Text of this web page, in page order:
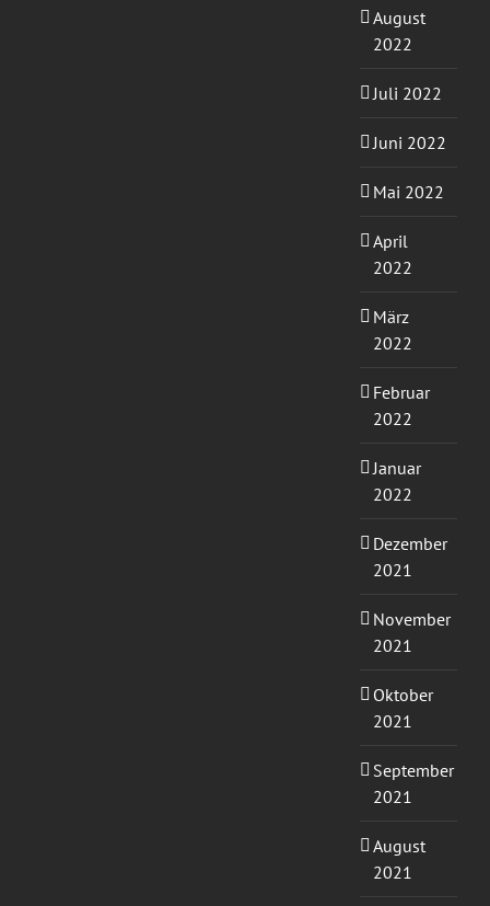
August
2022
Juli 2022
Juni 2022
Mai 2022
April
2022
März
2022
Februar
2022
Januar
2022
Dezember
2021
November
2021
Oktober
2021
September
2021
August
2021